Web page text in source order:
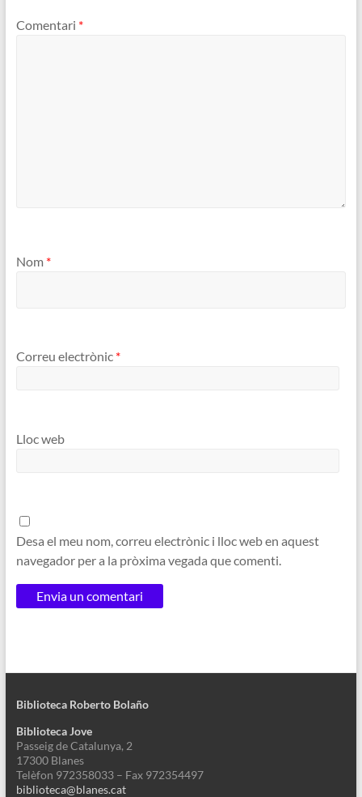
Comentari *
Nom *
Correu electrònic *
Lloc web
Desa el meu nom, correu electrònic i lloc web en aquest
navegador per a la pròxima vegada que comenti.
Biblioteca Roberto Bolaño
Biblioteca Jove
Passeig de Catalunya, 2
17300 Blanes
Telèfon 972358033 – Fax 972354497
biblioteca@blanes.cat